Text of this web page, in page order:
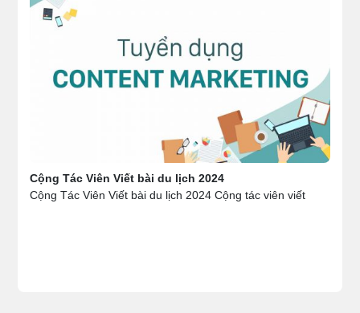
Cộng Tác Viên Viết bài du lịch 2024
Cộng Tác Viên Viết bài du lịch 2024 Cộng tác viên viết